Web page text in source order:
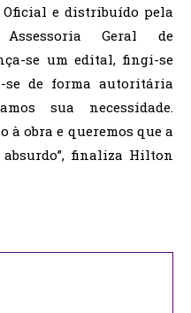
e distribuído pela
Geral de
se um edital, fingi-se
de forma autoritária
sua necessidade.
à obra e queremos que a
finaliza Hilton